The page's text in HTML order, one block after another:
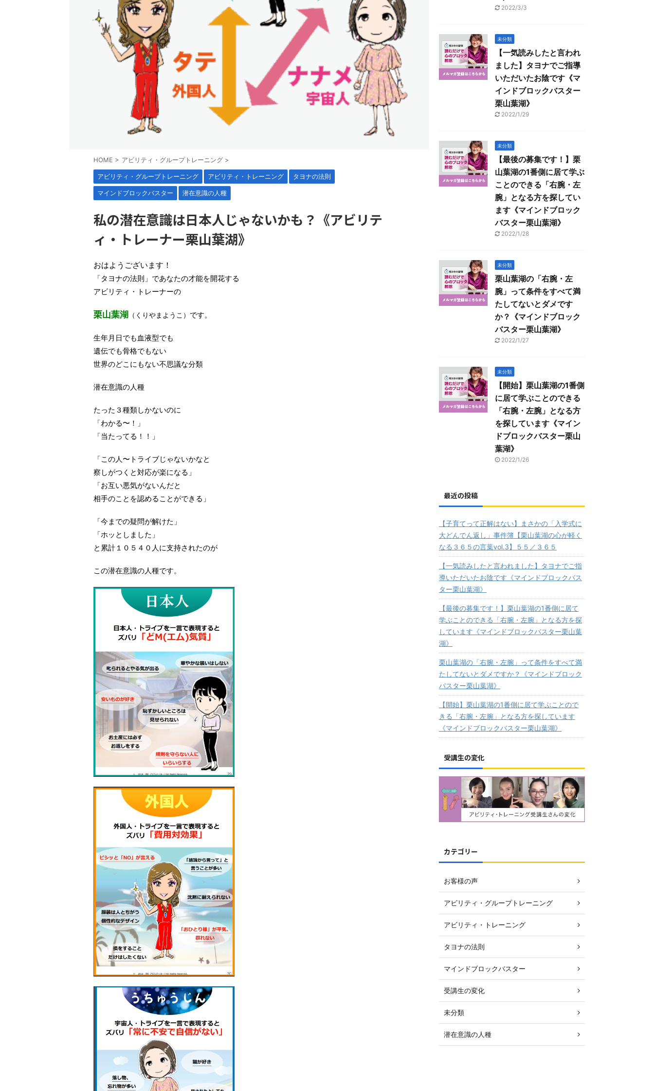
HOME > アビリティ・グループトレーニング >
アビリティ・グループトレーニング アビリティ・トレーニング タヨナの法則
マインドブロックバスター 潜在意識の人種
私の潜在意識は日本人じゃないかも？《アビリテ
ィ・トレーナー栗山葉湖》
おはようございます！
「タヨナの法則」であなたの才能を開花する
アビリティ・トレーナーの
栗山葉湖 （くりやまようこ） です。
生年月日でも血液型でも
遺伝でも骨格でもない
世界のどこにもない不思議な分類
潜在意識の人種
たった３種類しかないのに
「わかる〜！」
「当たってる！！」
「この人〜トライブじゃないかなと
察しがつくと対応が楽になる」
「お互い悪気がないんだと
相手のことを認めることができる」
「今までの疑問が解けた」
「ホッとしました」
と累計１０５４０人に支持されたのが
この潜在意識の人種です。
2022/3/3
未分類
【一気読みしたと言われ
ました】タヨナでご指導
いただいたお陰です《マ
インドブロックバスター
栗山葉湖》
2022/1/29
未分類
【最後の募集です！】栗
山葉湖の1番側に居て学ぶ
ことのできる「右腕・左
腕」となる方を探してい
ます《マインドブロック
バスター栗山葉湖》
2022/1/28
未分類
栗山葉湖の「右腕・左
腕」って条件をすべて満
たしてないとダメです
か？《マインドブロック
バスター栗山葉湖》
2022/1/27
未分類
【開始】栗山葉湖の1番側
に居て学ぶことのできる
「右腕・左腕」となる方
を探しています《マイン
ドブロックバスター栗山
葉湖》
2022/1/26
最近の投稿
【子育てって正解はない】まさかの「入学式に
大どんでん返し」事件簿【栗山葉湖の心が軽く
なる３６５の言葉vol.3】５５／３６５
【一気読みしたと言われました】タヨナでご指
導いただいたお陰です《マインドブロックバス
ター栗山葉湖》
【最後の募集です！】栗山葉湖の1番側に居て
学ぶことのできる「右腕・左腕」となる方を探
しています《マインドブロックバスター栗山葉
湖》
栗山葉湖の「右腕・左腕」って条件をすべて満
たしてないとダメですか？《マインドブロック
バスター栗山葉湖》
【開始】栗山葉湖の1番側に居て学ぶことので
きる「右腕・左腕」となる方を探しています
《マインドブロックバスター栗山葉湖》
受講生の変化
カテゴリー
お客様の声
アビリティ・グループトレーニング
アビリティ・トレーニング
タヨナの法則
マインドブロックバスター
受講生の変化
未分類
潜在意識の人種